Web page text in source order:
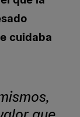
cuidaba